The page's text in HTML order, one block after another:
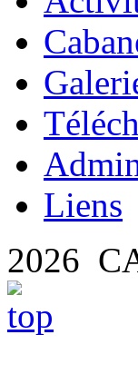
Liens
2026